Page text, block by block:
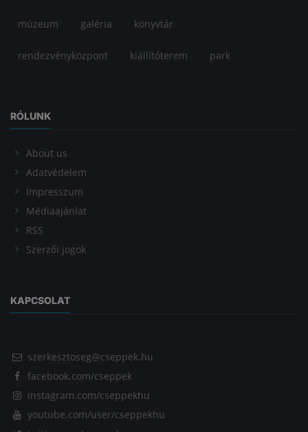
múzeum galéria könyvtár
rendezvényközpont kiállítóterem park
RÓLUNK
About us
Adatvédelem
Impresszum
Médiaajánlat
RSS
Szerzői jogok
KAPCSOLAT
szerkesztoseg@cseppek.hu
facebook.com/cseppek
instagram.com/cseppekhu
youtube.com/user/cseppekhu